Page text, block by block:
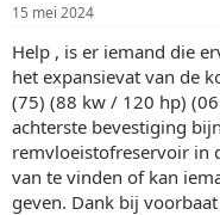
a
r
t
e
r
u
15 mei 2024
Help , is er iemand die
het expansievat van de
(75) (88 kw / 120 hp)
achterste bevestiging
remvloeistofreservoir in
van te vinden of kan
geven. Dank bij